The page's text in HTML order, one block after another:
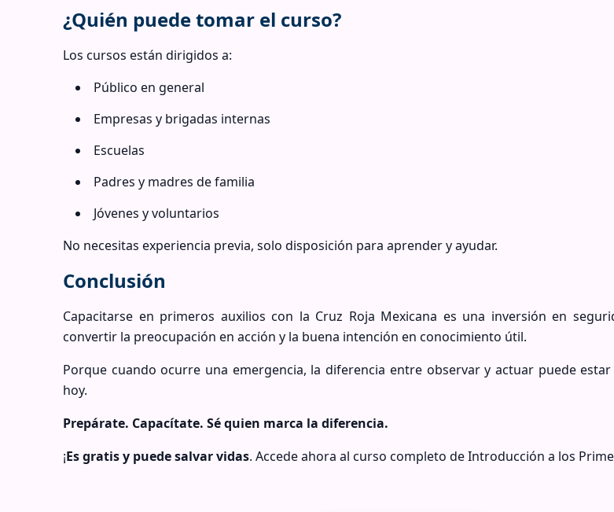
¿Quién puede tomar el curso?
Los cursos están dirigidos a:
Público en general
Empresas y brigadas internas
Escuelas
Padres y madres de familia
Jóvenes y voluntarios
No necesitas experiencia previa, solo disposición para aprender y ayudar.
Conclusión
Capacitarse en primeros auxilios con la Cruz Roja Mexicana es una inversión en
convertir la preocupación en acción y la buena intención en conocimiento útil.
Porque cuando ocurre una emergencia, la diferencia entre observar y actuar puede
hoy.
Prepárate. Capacítate. Sé quien marca la diferencia.
¡Es gratis y puede salvar vidas. Accede ahora al curso completo de Introducción a los